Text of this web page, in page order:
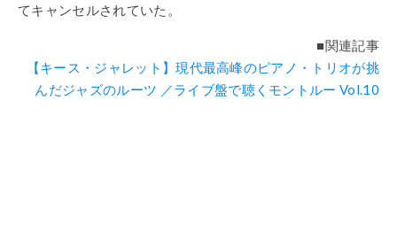
てキャンセルされていた。
■関連記事
【キース・ジャレット】現代最高峰のピアノ・トリオが挑
んだジャズのルーツ ／ライブ盤で聴くモントルー Vol.10